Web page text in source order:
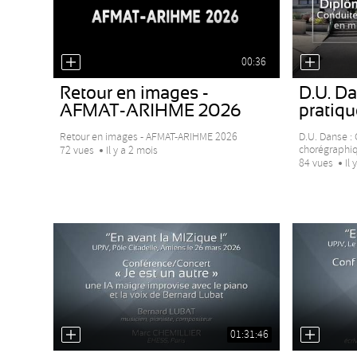
00:36
Retour en images -
AFMAT-ARIHME 2026
Retour en images - AFMAT-ARIHME 2026
72 vues
Il y a 2 mois
D.U.
D.U. Danse
84 vues
Il
01:31:46